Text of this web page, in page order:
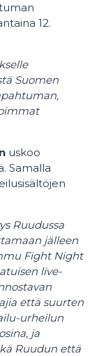
12.
Suomen
uskoo
Samalla
Ruudussa
jälleen
Fight Night
live-
että suurten
urheilun
ja
Ruudun että